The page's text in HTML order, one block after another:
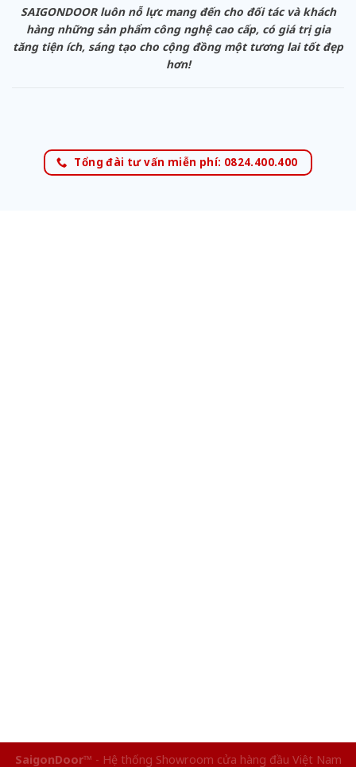
SAIGONDOOR luôn nỗ lực mang đến cho đối tác và khách
hàng những sản phẩm công nghệ cao cấp, có giá trị gia
tăng tiện ích, sáng tạo cho cộng đồng một tương lai tốt đẹp
hơn!
Tổng đài tư vấn miễn phí: 0824.400.400
SaigonDoor™ - Hệ thống Showroom cửa hàng đầu Việt Nam